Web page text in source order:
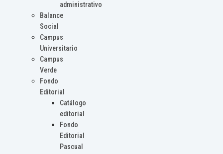
administrativo
Balance
Social
Campus
Universitario
Campus
Verde
Fondo
Editorial
Catálogo
editorial
Fondo
Editorial
Pascual